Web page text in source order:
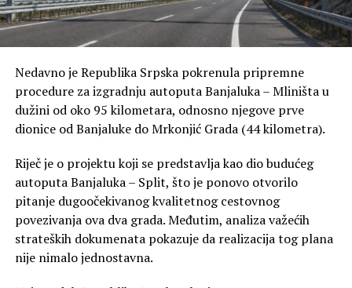
Nedavno je Republika Srpska pokrenula pripremne
procedure za izgradnju autoputa Banjaluka – Mliništa u
dužini od oko 95 kilometara, odnosno njegove prve
dionice od Banjaluke do Mrkonjić Grada (44 kilometra).
Riječ je o projektu koji se predstavlja kao dio budućeg
autoputa Banjaluka – Split, što je ponovo otvorilo
pitanje dugoočekivanog kvalitetnog cestovnog
povezivanja ova dva grada. Međutim, analiza važećih
strateških dokumenata pokazuje da realizacija tog plana
nije nimalo jednostavna.